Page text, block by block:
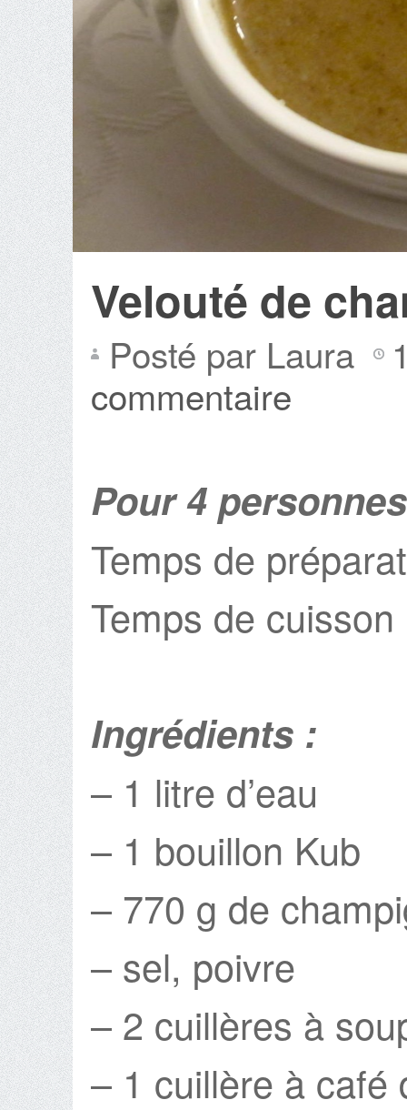
Velouté de
Posté par Laura
commentaire
Pour 4 personnes
Temps de
Temps de
Ingrédients :
– 1 litre d’eau
– 1 bouillon Kub
– 770 g de
– sel, poivre
– 2 cuillères à
– 1 cuillère à café